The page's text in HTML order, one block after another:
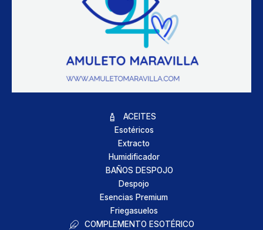
ACEITES
Esotéricos
Extracto
Humidificador
BAÑOS DESPOJO
Despojo
Esencias Premium
Friegasuelos
COMPLEMENTO ESOTÉRICO